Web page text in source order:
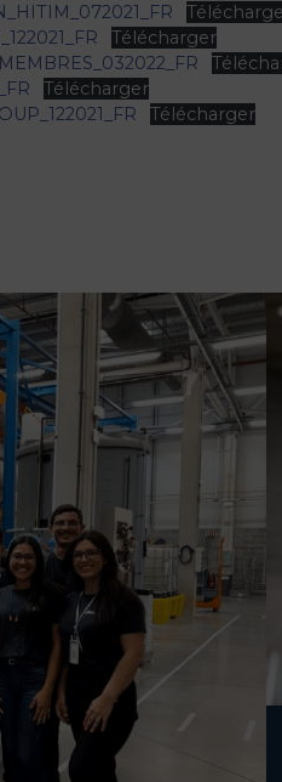
Télécharger
Télécharger
Télécharger